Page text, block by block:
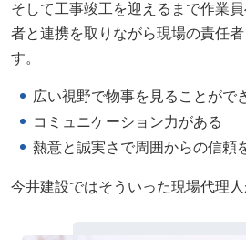
そして工事竣工を迎えるまで作業
者と連携を取りながら現場の責任
す。
広い視野で物事を見ることがで
コミュニケーション力がある
熱意と誠実さで周囲からの信頼
今井建設ではそういった現場代理人